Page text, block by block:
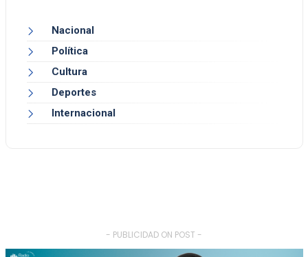
Nacional
Política
Cultura
Deportes
Internacional
- PUBLICIDAD ON POST -